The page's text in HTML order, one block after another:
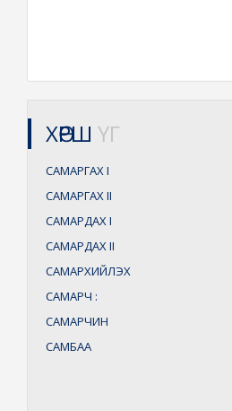
ХӨРШ ҮГ
САМАРГАХI
САМАРГАХII
САМАРДАХI
САМАРДАХII
САМАРХИЙЛЭХ
САМАРЧ :
САМАРЧИН
САМБАА